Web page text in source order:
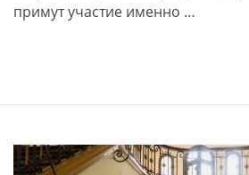
примут участие именно …